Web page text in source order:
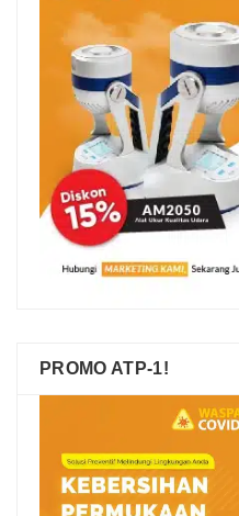
PROMO ATP-1!